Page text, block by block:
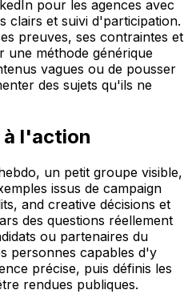
pour les agences avec
clairs et suivi d'participation.
preuves, ses contraintes et
une méthode générique
vagues ou de pousser
des sujets qu'ils ne
à l'action
un petit groupe visible,
issus de campaign
and creative décisions et
des questions réellement
ou partenaires du
personnes capables d'y
précise, puis définis les
rendues publiques.